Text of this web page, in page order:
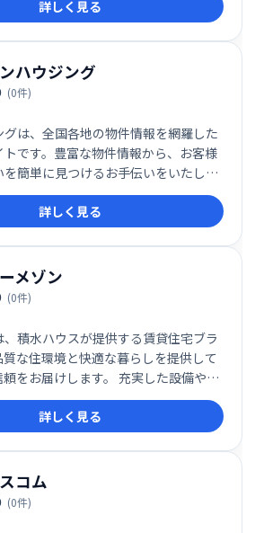
、安心してお部屋探しできます。
詳しく見る
ハウジング
(0件)
は、全国各地の物件情報を網羅した
です。豊富な物件情報から、お客様
簡単に見つけるお手伝いをいたしま
い探しをイオンハウジングで実現しま
詳しく見る
メゾン
(0件)
積水ハウスが提供する賃貸住宅ブラ
質な住環境と快適な暮らしを提供して
をお届けします。 充実した設備やセ
快適な賃貸生活をお過ごしいただけま
詳しく見る
コム
(0件)